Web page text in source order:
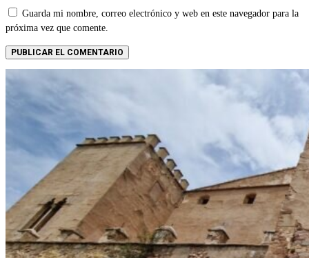
Guarda mi nombre, correo electrónico y web en este navegador para la
próxima vez que comente.